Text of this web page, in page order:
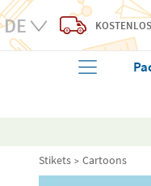
Stikets Cartoons